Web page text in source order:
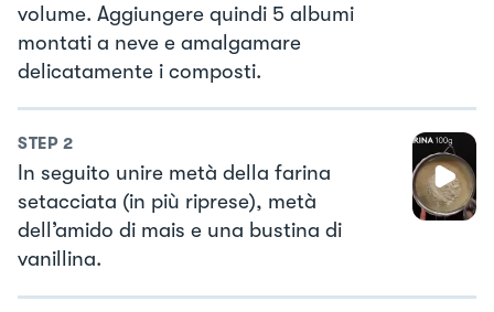
volume. Aggiungere quindi 5 albumi
montati a neve e amalgamare
delicatamente i composti.
STEP 2
In seguito unire metà della farina
setacciata (in più riprese), metà
dell’amido di mais e una bustina di
vanillina.